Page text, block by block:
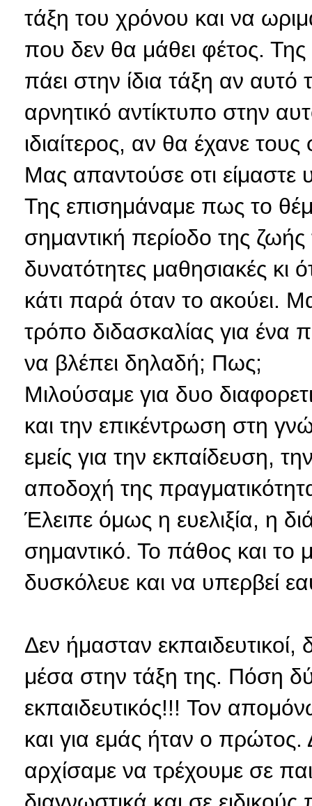
τάξη του χρόνου και να
που δεν θα μάθει φέτος.
πάει στην ίδια τάξη αν
αρνητικό αντίκτυπο στην
ιδιαίτερος, αν θα έχανε
Μας απαντούσε οτι είμαστε
Της επισημάναμε πως το
σημαντική περίοδο της ζωής
δυνατότητες μαθησιακές κι
κάτι παρά όταν το ακούει.
τρόπο διδασκαλίας για ένα
να βλέπει δηλαδή; Πως;
Μιλούσαμε για δυο
και την επικέντρωση στη
εμείς για την εκπαίδευση,
αποδοχή της
Έλειπε όμως η ευελιξία, η
σημαντικό. Το πάθος και το
δυσκόλευε και να υπερβεί
Δεν ήμασταν εκπαιδευτικοί,
μέσα στην τάξη της. Πόση
εκπαιδευτικός!!! Τον
και για εμάς ήταν ο πρώτος.
αρχίσαμε να τρέχουμε σε